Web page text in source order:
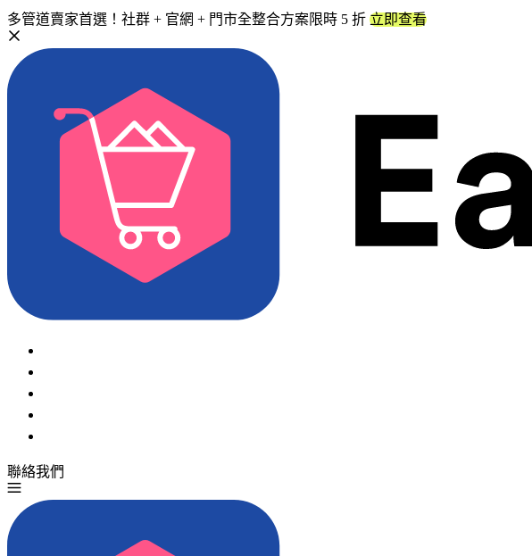
多管道賣家首選！社群 + 官網 + 門市全整合方案限時 5 折 立即查看
聯絡我們